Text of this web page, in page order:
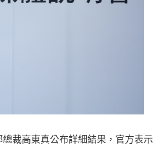
裁高東真公布詳細結果，官方表示